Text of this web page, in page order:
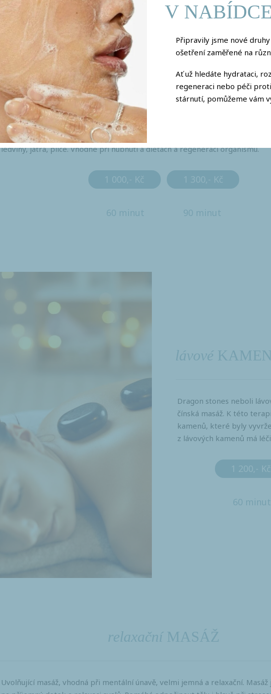
lymfatická MASÁŽ
Ruční lymfatická masáž, je jemná technika, která podporuje detoxikaci těla,
ledviny, játra, plíce. Vhodné při hubnutí a dietách a regeneraci organismu.
1 000,- Kč 1 300,- Kč
60 minut 90 minut
lávové
Dragon stones neboli
čínská masáž. K této
kamenů, které byly
z lávových kamenů má
1 200,- Kč
60 minut
relaxační MASÁŽ
Uvolňující masáž, vhodná při mentální únavě, velmi jemná a relaxační. Masáž
V
Připravily jsme nové
ošetření zaměřené na
Ať už hledáte hydrataci,
regeneraci nebo péči
stárnutí, pomůžeme vám